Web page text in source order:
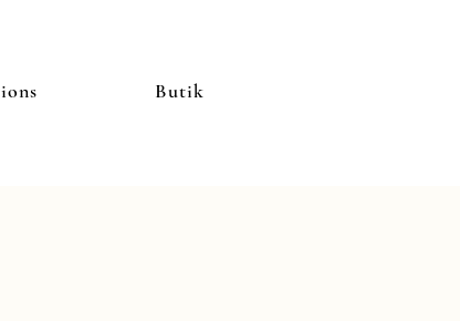
Butik